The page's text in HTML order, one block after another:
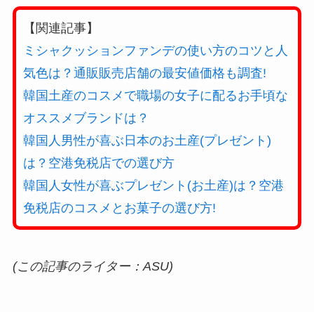
【関連記事】
ミシャクッションファンデの使い方のコツと人
気色は？通販販売店舗の最安値価格も調査!
韓国土産のコスメで職場の女子に配るお手頃な
オススメブランドは？
韓国人男性が喜ぶ日本のお土産(プレゼント)
は？空港免税店での選び方
韓国人女性が喜ぶプレゼント(お土産)は？空港
免税店のコスメとお菓子の選び方!
(この記事のライター：ASU)